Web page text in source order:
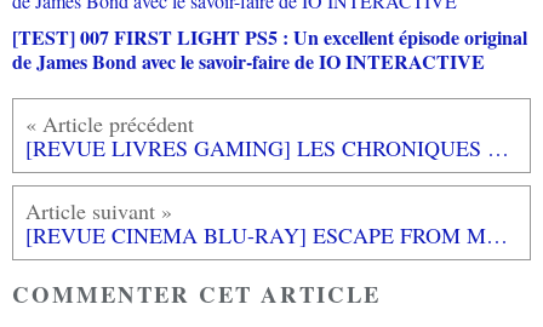
[TEST] 007 FIRST LIGHT PS5 : Un excellent épisode original
de James Bond avec le savoir-faire de IO INTERACTIVE
[REVUE LIVRES GAMING] LES CHRONIQUES DE GUNHED TV Volumes 1 et 2 de David HECQ
[REVUE CINEMA BLU-RAY] ESCAPE FROM MOGADISHU
COMMENTER CET ARTICLE